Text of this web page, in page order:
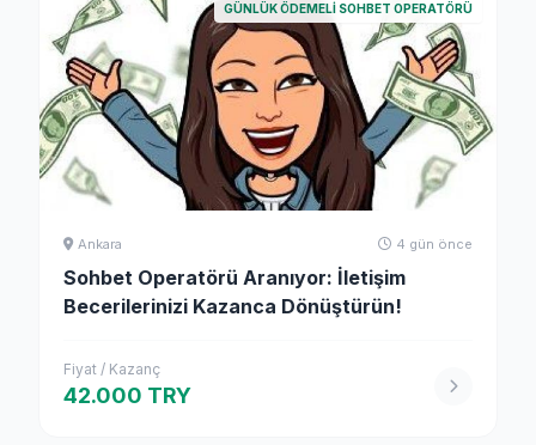
GÜNLÜK ÖDEMELI SOHBET OPERATÖRÜ
Ankara 4 gün önce
Sohbet Operatörü Aranıyor: İletişim
Becerilerinizi Kazanca Dönüştürün!
Fiyat / Kazanç
42.000 TRY